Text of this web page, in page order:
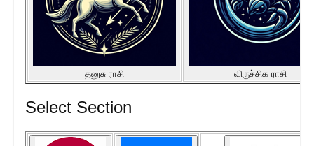
தனுசு ராசி விருச்சிக ராசி
Select Section